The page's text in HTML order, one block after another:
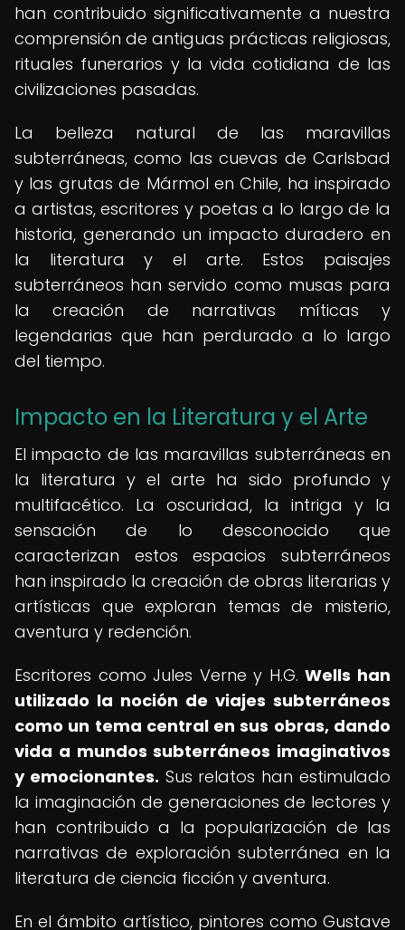
han contribuido significativamente a nuestra
comprensión de antiguas prácticas religiosas,
rituales funerarios y la vida cotidiana de las
civilizaciones pasadas.
La belleza natural de las maravillas
subterráneas, como las cuevas de Carlsbad
y las grutas de Mármol en Chile, ha inspirado
a artistas, escritores y poetas a lo largo de la
historia, generando un impacto duradero en
la literatura y el arte. Estos paisajes
subterráneos han servido como musas para
la creación de narrativas míticas y
legendarias que han perdurado a lo largo
del tiempo.
Impacto en la Literatura y el Arte
El impacto de las maravillas subterráneas en
la literatura y el arte ha sido profundo y
multifacético. La oscuridad, la intriga y la
sensación de lo desconocido que
caracterizan estos espacios subterráneos
han inspirado la creación de obras literarias y
artísticas que exploran temas de misterio,
aventura y redención.
Escritores como Jules Verne y H.G.Wells han
utilizado la noción de viajes subterráneos
como un tema central en sus obras, dando
vida a mundos subterráneos imaginativos
y emocionantes. Sus relatos han estimulado
la imaginación de generaciones de lectores y
han contribuido a la popularización de las
narrativas de exploración subterránea en la
literatura de ciencia ficción y aventura.
En el ámbito artístico, pintores como Gustave